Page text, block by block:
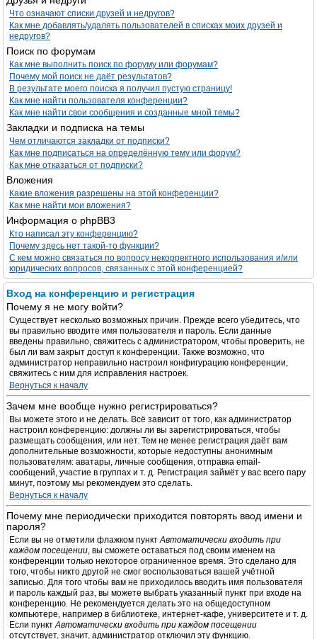
Что означают списки друзей и недругов?
Как мне добавлять/удалять пользователей в списках моих друзей и
недругов?
Поиск по форумам
Как мне выполнить поиск по форуму или форумам?
Почему мой поиск не даёт результатов?
В результате моего поиска я получил пустую страницу!
Как мне найти пользователя конференции?
Как мне найти свои сообщения и созданные мной темы?
Закладки и подписка на темы
Чем отличаются закладки от подписки?
Как мне подписаться на определённую тему или форум?
Как мне отказаться от подписки?
Вложения
Какие вложения разрешены на этой конференции?
Как мне найти мои вложения?
Информация о phpBB3
Кто написал эту конференцию?
Почему здесь нет такой-то функции?
С кем можно связаться по вопросу некорректного использования и/или
юридических вопросов, связанных с этой конференцией?
Вход на конференцию и регистрация
Почему я не могу войти?
Существует несколько возможных причин. Прежде всего убедитесь, что
вы правильно вводите имя пользователя и пароль. Если данные
введены правильно, свяжитесь с администратором, чтобы проверить, не
был ли вам закрыт доступ к конференции. Также возможно, что
администратор неправильно настроил конфигурацию конференции,
свяжитесь с ним для исправления настроек.
Вернуться к началу
Зачем мне вообще нужно регистрироваться?
Вы можете этого и не делать. Всё зависит от того, как администратор
настроил конференцию: должны ли вы зарегистрироваться, чтобы
размещать сообщения, или нет. Тем не менее регистрация даёт вам
дополнительные возможности, которые недоступны анонимным
пользователям: аватары, личные сообщения, отправка email-
сообщений, участие в группах и т. д. Регистрация займёт у вас всего пару
минут, поэтому мы рекомендуем это сделать.
Вернуться к началу
Почему мне периодически приходится повторять ввод имени и
пароля?
Если вы не отметили флажком пунктАвтоматически входить при
каждом посещении, вы сможете оставаться под своим именем на
конференции только некоторое ограниченное время. Это сделано для
того, чтобы никто другой не смог воспользоваться вашей учётной
записью. Для того чтобы вам не приходилось вводить имя пользователя
и пароль каждый раз, вы можете выбрать указанный пункт при входе на
конференцию. Не рекомендуется делать это на общедоступном
компьютере, например в библиотеке, интернет-кафе, университете и т. д.
Если пунктАвтоматически входить при каждом посещении
отсутствует, значит, администратор отключил эту функцию.